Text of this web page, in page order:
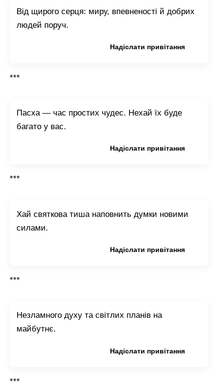
Від щирого серця: миру, впевненості й добрих
людей поруч.
Надіслати привітання
***
Пасха — час простих чудес. Нехай їх буде
багато у вас.
Надіслати привітання
***
Хай святкова тиша наповнить думки новими
силами.
Надіслати привітання
***
Незламного духу та світлих планів на
майбутнє.
Надіслати привітання
***